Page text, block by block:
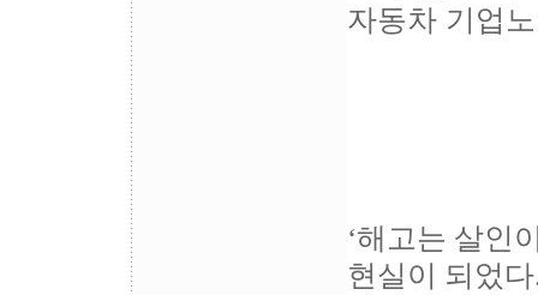
자동차 기업
‘해고는 살인
현실이 되었